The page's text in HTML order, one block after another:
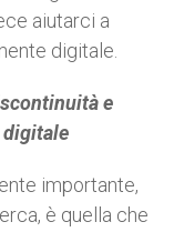
aiutarci a
digitale.
e
digitale
importante,
è quella che